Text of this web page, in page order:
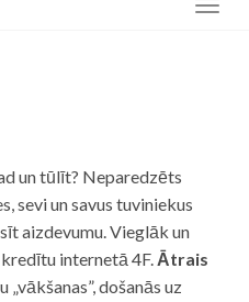
un tūlīt? Neparedzēts
sevi un savus tuviniekus
aizdevumu. Vieglāk un
internetā 4F. Ātrais
„vākšanas”, došanās uz